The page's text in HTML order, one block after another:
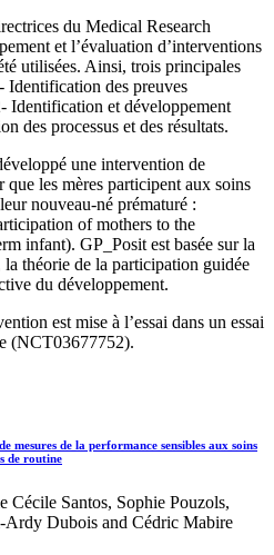
du Medical Research
et l’évaluation d’interventions
utilisées. Ainsi, trois principales
Identification des preuves
Identification et développement
des processus et des résultats.
une intervention de
les mères participent aux soins
nouveau-né prématuré :
of mothers to the
infant). GP_Posit est basée sur la
la théorie de la participation guidée
du développement.
est mise à l’essai dans un essai
(NCT03677752).
mesures de la performance sensibles aux soins
de routine
Cécile Santos, Sophie Pouzols,
Dubois and Cédric Mabire